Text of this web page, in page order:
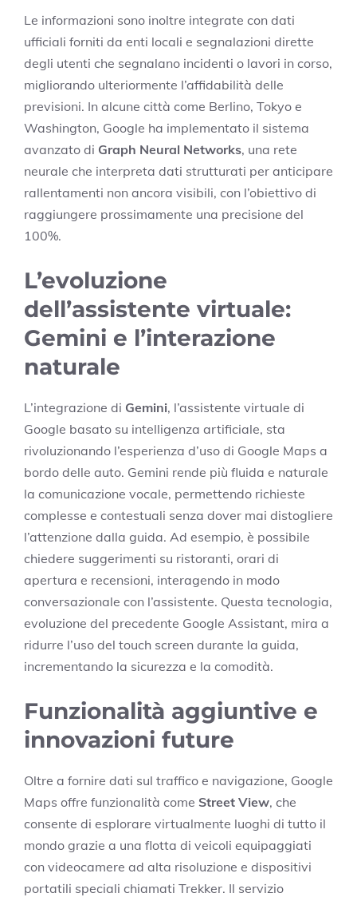
Le informazioni sono inoltre integrate con dati
ufficiali forniti da enti locali e segnalazioni dirette
degli utenti che segnalano incidenti o lavori in corso,
migliorando ulteriormente l’affidabilità delle
previsioni. In alcune città come Berlino, Tokyo e
Washington, Google ha implementato il sistema
avanzato di Graph Neural Networks, una rete
neurale che interpreta dati strutturati per anticipare
rallentamenti non ancora visibili, con l’obiettivo di
raggiungere prossimamente una precisione del
100%.
L’evoluzione
dell’assistente virtuale:
Gemini e l’interazione
naturale
L’integrazione di Gemini, l’assistente virtuale di
Google basato su intelligenza artificiale, sta
rivoluzionando l’esperienza d’uso di Google Maps a
bordo delle auto. Gemini rende più fluida e naturale
la comunicazione vocale, permettendo richieste
complesse e contestuali senza dover mai distogliere
l’attenzione dalla guida. Ad esempio, è possibile
chiedere suggerimenti su ristoranti, orari di
apertura e recensioni, interagendo in modo
conversazionale con l’assistente. Questa tecnologia,
evoluzione del precedente Google Assistant, mira a
ridurre l’uso del touch screen durante la guida,
incrementando la sicurezza e la comodità.
Funzionalità aggiuntive e
innovazioni future
Oltre a fornire dati sul traffico e navigazione, Google
Maps offre funzionalità come Street View, che
consente di esplorare virtualmente luoghi di tutto il
mondo grazie a una flotta di veicoli equipaggiati
con videocamere ad alta risoluzione e dispositivi
portatili speciali chiamati Trekker. Il servizio